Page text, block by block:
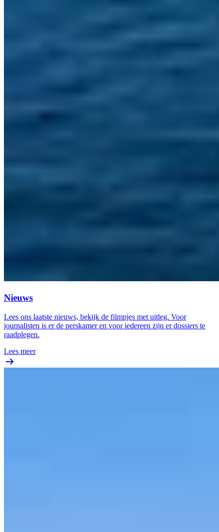
Nieuws
Lees ons laatste nieuws, bekijk de filmpjes met uitleg. Voor
journalisten is er de perskamer en voor iedereen zijn er dossiers te
raadplegen.
Lees meer